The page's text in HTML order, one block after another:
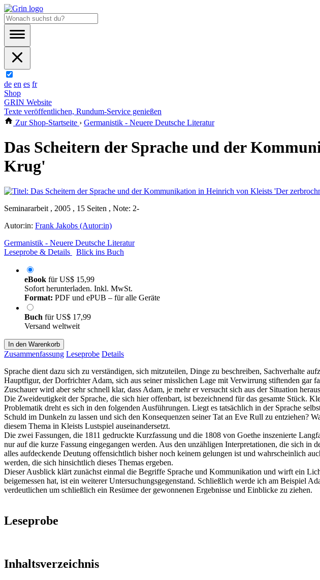
de en es fr
Shop
GRIN Website
Texte veröffentlichen, Rundum-Service genießen
Zur Shop-Startseite › Germanistik - Neuere Deutsche Literatur
Das Scheitern der Sprache und der
Krug'
Seminararbeit , 2005 , 15 Seiten , Note: 2-
Autor:in: Frank Jakobs (Autor:in)
Germanistik - Neuere Deutsche Literatur
Leseprobe & Details
Blick ins Buch
eBook fürUS$ 15,99
Sofort herunterladen. Inkl. MwSt.
Format: PDF und ePUB – für alle Geräte
Buch fürUS$ 17,99
Versand weltweit
In den Warenkorb
Zusammenfassung Leseprobe Details
Sprache dient dazu sich zu verständigen, sich mitzuteilen, Dinge zu beschreiben, Sachverhalte
Hauptfigur, der Dorfrichter Adam, sich aus seiner misslichen Lage mit Verwirrung stiftenden gar
Zuschauer wird aber sehr schnell klar, dass Adam, je mehr er versucht sich aus der Situation
Die Zweideutigkeit der Sprache, die sich hier offenbart, ist bezeichnend für das gesamte Stück.
Problematik dreht es sich in den folgenden Ausführungen. Liegt es tatsächlich in der Sprache
Schuld im Dunkeln zu lassen und sich den Konsequenzen seiner Tat an Eve Rull zu entziehen?
diesem Thema in Kleists Lustspiel auseinandersetzt.
Die zwei Fassungen, die 1811 gedruckte Kurzfassung und die 1808 von Goethe inszenierte
nur auf die kurze Fassung eingegangen werden. Aus den unzähligen Interpretationen, die sich in
alles aufdeckende Deutung offensichtlich bisher noch keinem gelungen ist und wahrscheinlich
werden, die sich hinsichtlich dieses Themas ergeben.
Dieser Ausblick klärt zunächst einmal die Begriffe Sprache und Kommunikation und wirft ein
beigemessen hat, ist ein weiterer Untersuchungsgegenstand. Schließlich werde ich am Beispiel
verdeutlichen um schließlich ein Resümee der gewonnenen Ergebnisse und Einblicke zu ziehen.
Leseprobe
Inhaltsverzeichnis